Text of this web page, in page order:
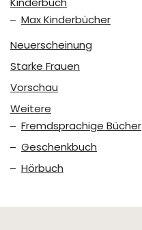
Max Kinderbücher
Neuerscheinung
Starke Frauen
Vorschau
Weitere
Fremdsprachige Bücher
Geschenkbuch
Hörbuch